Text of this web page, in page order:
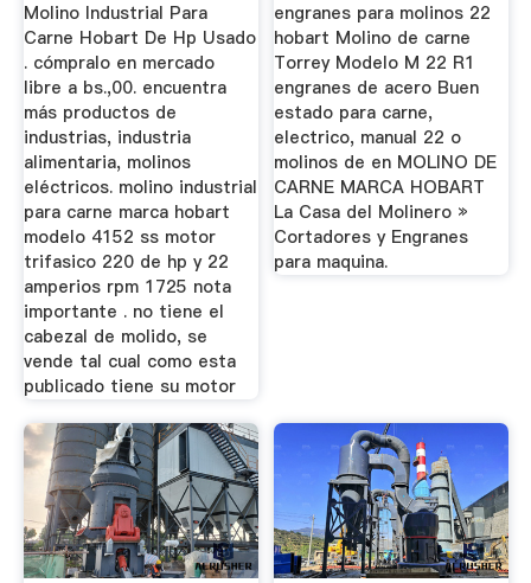
Molino Industrial Para
Carne Hobart De Hp Usado
. cómpralo en mercado
libre a bs.,00. encuentra
más productos de
industrias, industria
alimentaria, molinos
eléctricos. molino industrial
para carne marca hobart
modelo 4152 ss motor
trifasico 220 de hp y 22
amperios rpm 1725 nota
importante . no tiene el
cabezal de molido, se
vende tal cual como esta
publicado tiene su motor
engranes para molinos 22
hobart Molino de carne
Torrey Modelo M 22 R1
engranes de acero Buen
estado para carne,
electrico, manual 22 o
molinos de en MOLINO DE
CARNE MARCA HOBART
La Casa del Molinero »
Cortadores y Engranes
para maquina.